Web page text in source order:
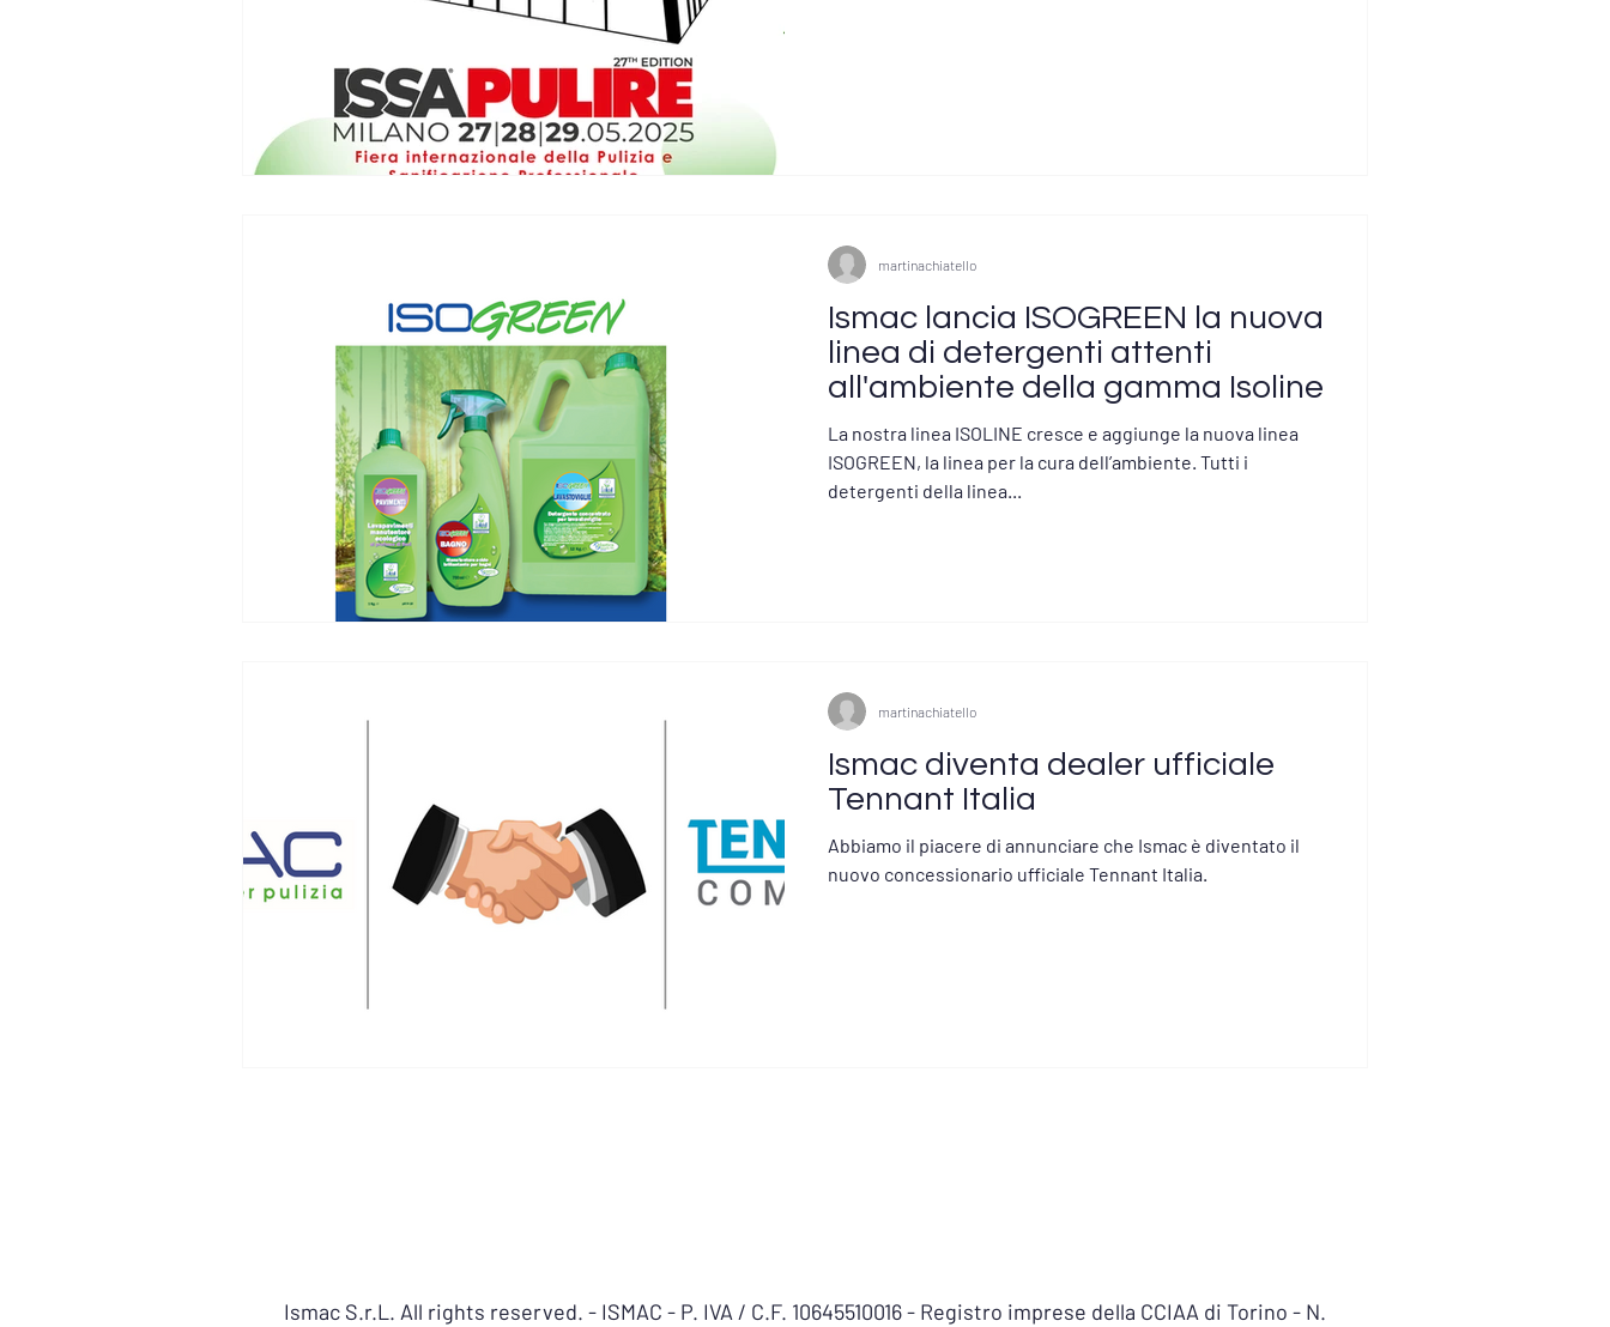
Ismac lancia ISOGREEN la nuova
linea di detergenti attenti
all'ambiente della gamma Isoline
La nostra linea ISOLINE cresce e aggiunge la nuova linea
ISOGREEN, la linea per la cura dell’ambiente. Tutti i
detergenti della linea...
martinachiatello
Ismac diventa dealer ufficiale
Tennant Italia
Abbiamo il piacere di annunciare che Ismac è diventato il
nuovo concessionario ufficiale Tennant Italia.
martinachiatello
Ismac S.r.L. All rights reserved. - ISMAC - P. IVA / C.F. 10645510016 - Registro imprese della CCIAA di Torino - N.